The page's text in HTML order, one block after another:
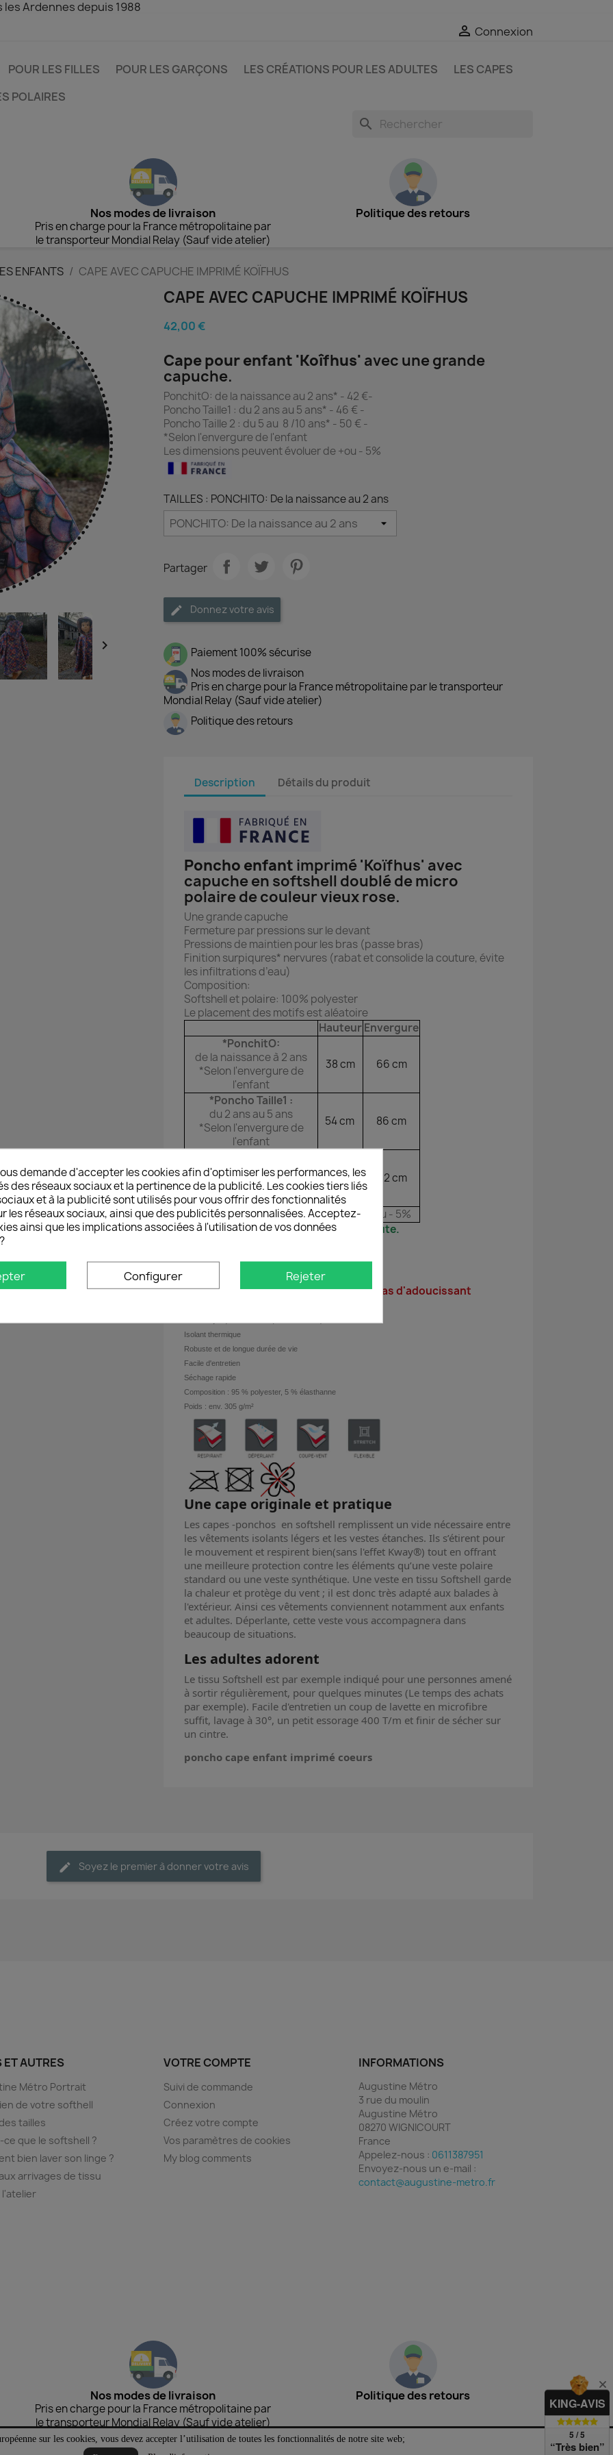
Ardennes depuis 1988
sur les cookies, vous devez accepter l’utilisation de toutes les fonctionnalités de notre site web;
 Connexion
POUR LES FILLES POUR LES GARÇONS LES CRÉATIONS POUR LES ADULTES
LES CAPES
POLAIRES
search
Nos modes de livraison
Pris en charge pour la France métropolitaine par
le transporteur Mondial Relay (Sauf vide atelier)
Politique des retours
ENFANTS CAPE AVEC CAPUCHE IMPRIMÉ KOÏFHUS

CAPE AVEC CAPUCHE IMPRIMÉ KOÏFHUS
42,00 €
Cape pour enfant 'Koîfhus' avec une grande
capuche.
PonchitO: de la naissance au 2 ans* - 42 €-
Poncho Taille1 : du 2 ans au 5 ans* - 46 € -
Poncho Taille 2 : du 5 au 8 /10 ans* - 50 € -
*Selon l'envergure de l'enfant
Les dimensions peuvent évoluer de +ou - 5%
TAILLES : PONCHITO: De la naissance au 2 ans
Partager
Donnez votre avis
Paiement 100% sécurise
Nos modes de livraison
Pris en charge pour la France métropolitaine par le transporteur
Mondial Relay (Sauf vide atelier)
Politique des retours
Description Détails du produit
Poncho enfant imprimé 'Koïfhus' avec
capuche en softshell doublé de micro
polaire de couleur vieux rose.
Une grande capuche
Fermeture par pressions sur le devant
Pressions de maintien pour les bras (passe bras)
Finition surpiqures* nervures (rabat et consolide la couture, évite
les infiltrations d’eau)
Composition:
Softshell et polaire: 100% polyester
Le placement des motifs est aléatoire
HauteurEnvergure
*PonchitO:
de la naissance à 2 ans
*Selon l'envergure de
l'enfant
38 cm 66 cm
*Poncho Taille1 :
du 2 ans au 5 ans
*Selon l'envergure de
l'enfant
54 cm 86 cm
du 5 au 8 /10 ans
*Selon l'envergure de
l'enfant
66 cm 112 cm
Les dimensions peuvent évoluer de +ou - 5%
Lavage 30° Petit essorage 400 T/ minute.
Pas de repassage pas de sèche linge pas d'adoucissant
Isolant thermique
Robuste et de longue durée de vie
Facile d'entretien
Séchage rapide
Composition : 95 % polyester, 5 % élasthanne
Poids : env. 305 g/m²
Une cape originale et pratique
Les capes -ponchos en softshell remplissent un vide nécessaire entre
les vêtements isolants légers et les vestes étanches. Ils s’étirent pour
le mouvement et respirent bien(sans l'effet Kway®) tout en offrant
une meilleure protection contre les éléments qu’une veste polaire
standard ou une veste synthétique. Une veste en tissu Softshell garde
la chaleur et protège du vent ; il est donc très adapté aux balades à
l'extérieur. Ainsi ces vêtements conviennent notamment aux enfants
et adultes. Déperlante, cette veste vous accompagnera dans
beaucoup de situations.
Les adultes adorent
Le tissu Softshell est par exemple indiqué pour une personnes amené
à sortir régulièrement, pour quelques minutes (Le temps des achats
par exemple). Facile d'entretien un coup de lavette en microfibre
suffit, lavage à 30°, un petit essorage 400 T/m et finir de sécher sur
un cintre.
poncho cape enfant imprimé coeurs
Soyez le premier à donner votre avis
ET AUTRES
Métro Portrait
de votre softhell
tailles
que le softshell ?
bien laver son linge ?
arrivages de tissu
l'atelier
VOTRE COMPTE
Suivi de commande
Connexion
Créez votre compte
Vos paramètres de cookies
My blog comments
INFORMATIONS
Augustine Métro
3 rue du moulin
Augustine Métro
08270 WIGNICOURT
France
Appelez-nous : 0611387951
Envoyez-nous un e-mail :
contact@augustine-metro.fr
Nos modes de livraison
Pris en charge pour la France métropolitaine par
le transporteur Mondial Relay (Sauf vide atelier)
Politique des retours
© 2026 - Logiciel e-commerce par PrestaShop™
Depuis 1988, Augustine Métro crée des vêtements artisanaux uniques dans les Ardennes. Fabrication
KING-AVIS
5 / 5
“Très bien”
demande d'accepter les cookies afin d'optimiser les performances, les
des réseaux sociaux et la pertinence de la publicité. Les cookies tiers liés
et à la publicité sont utilisés pour vous offrir des fonctionnalités
les réseaux sociaux, ainsi que des publicités personnalisées. Acceptez-
ainsi que les implications associées à l'utilisation de vos données
Configurer Rejeter